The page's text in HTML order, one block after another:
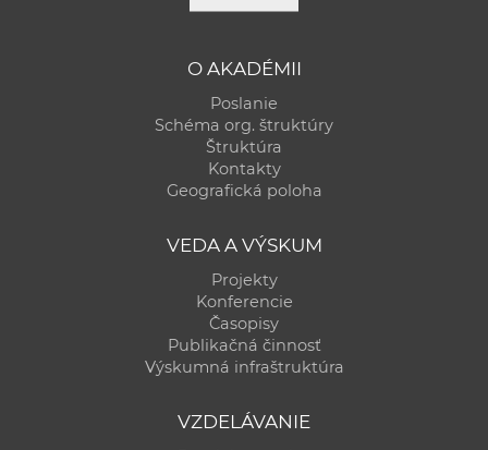
O AKADÉMII
Poslanie
Schéma org. štruktúry
Štruktúra
Kontakty
Geografická poloha
VEDA A VÝSKUM
Projekty
Konferencie
Časopisy
Publikačná činnosť
Výskumná infraštruktúra
VZDELÁVANIE